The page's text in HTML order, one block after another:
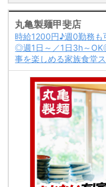
丸亀製麺甲斐店
時給1200円♪週0勤務
◎週1日～／1日3h～
事を楽しめる家族食堂ス